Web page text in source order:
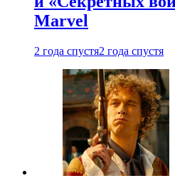
Marvel
2 года спустя2 года спустя